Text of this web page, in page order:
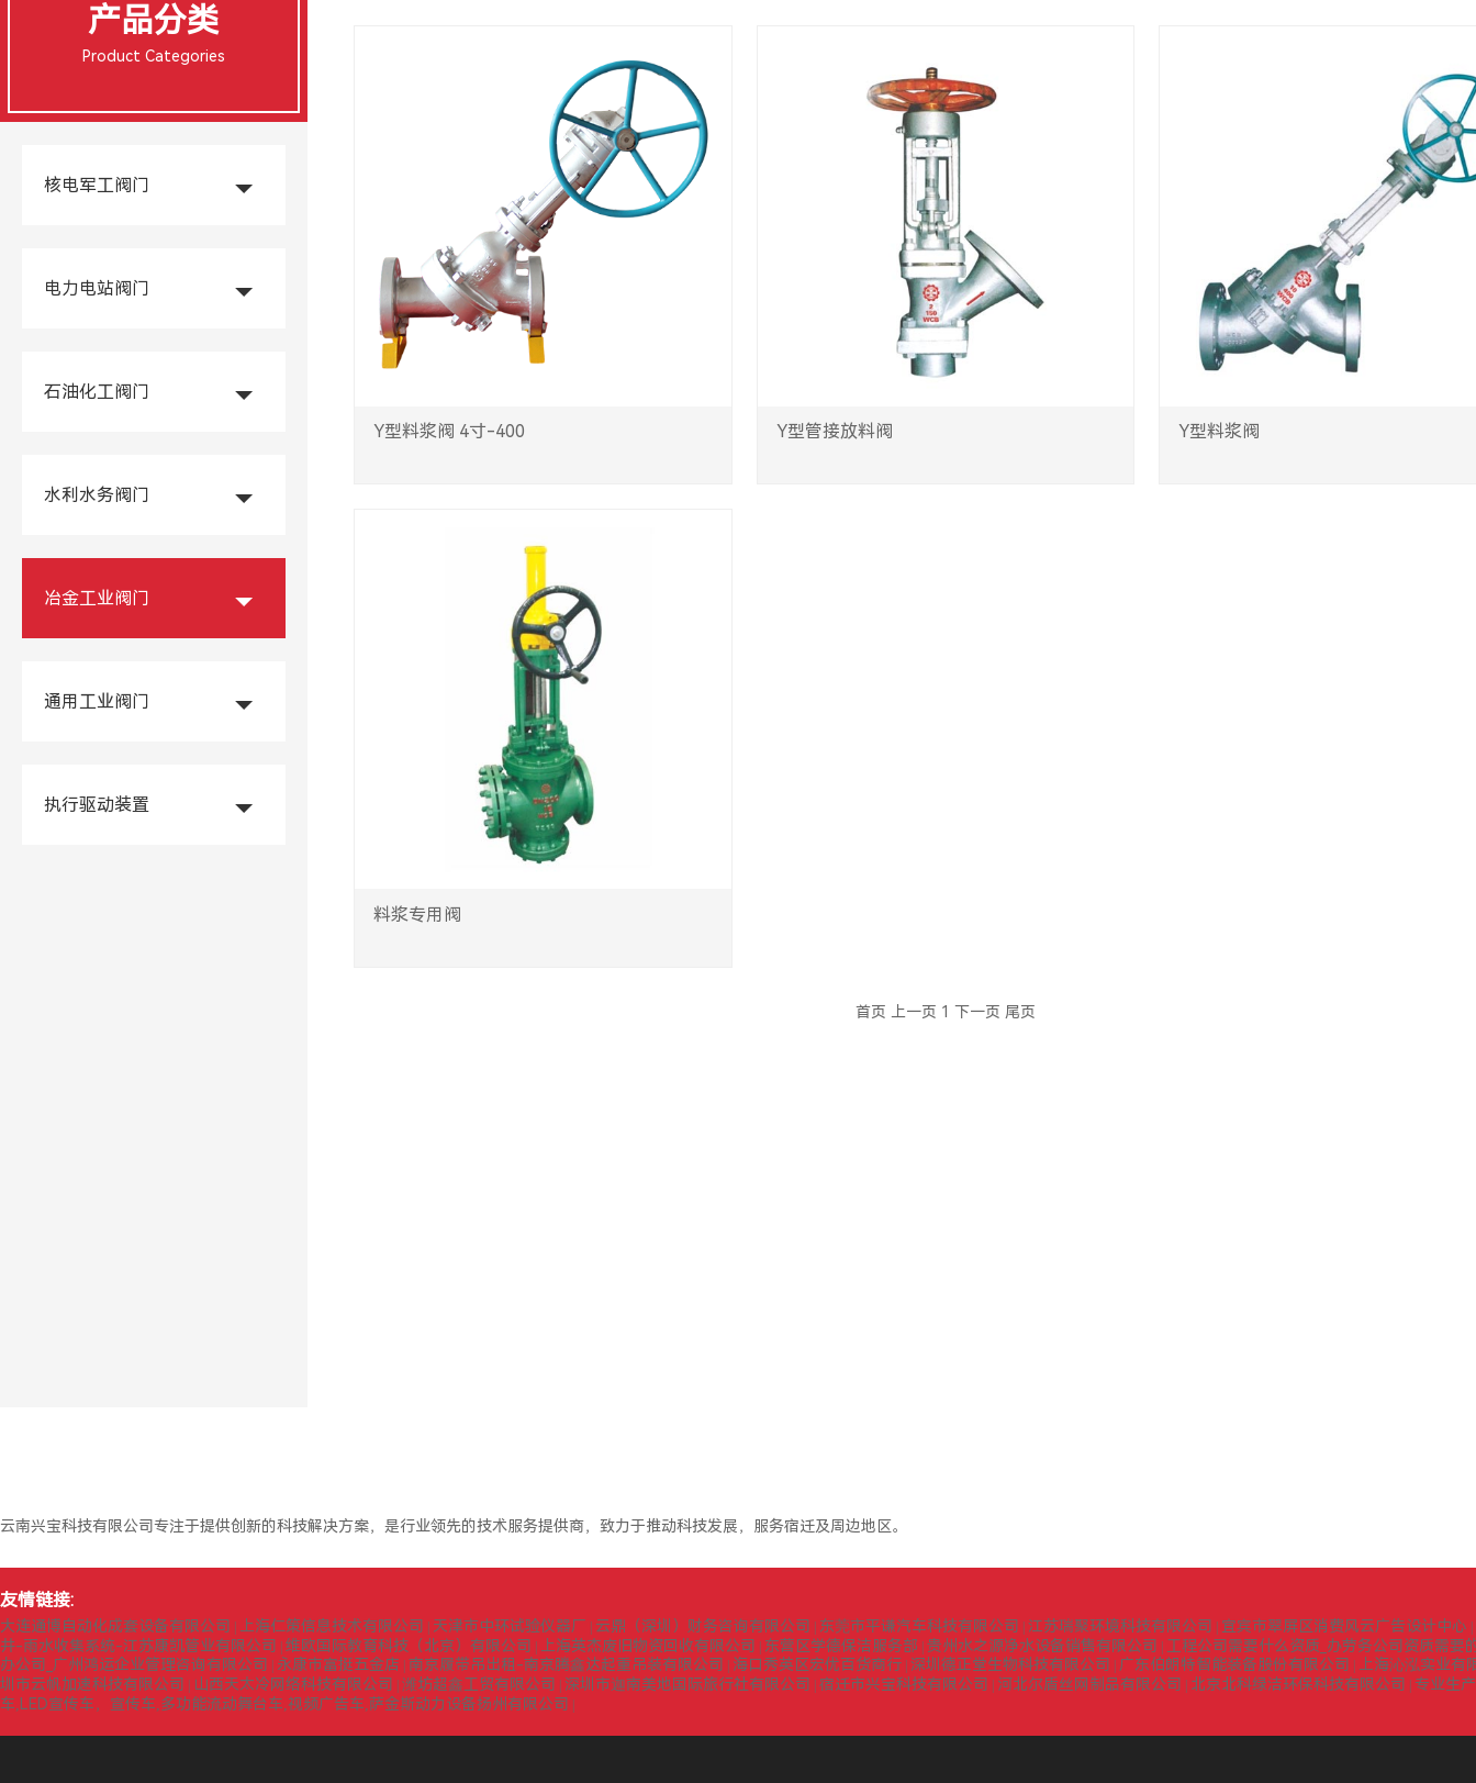
产品分类
Product Categories
核电军工阀门
电力电站阀门
石油化工阀门
水利水务阀门
冶金工业阀门
通用工业阀门
执行驱动装置
Y型料浆阀 4寸-400 Y型管接放料阀 Y型料浆阀
料浆专用阀
首页 上一页 1 下一页 尾页
云南兴宝科技有限公司专注于提供创新的科技解决方案，是行业领先的技术服务提供商，致力于推动科技发展，服务宿迁及周边地区。
友情链接:
大连通博自动化成套设备有限公司 上海仁策信息技术有限公司 天津市中环试验仪器厂 云鼎（深圳）财务咨询有限公司 东莞市平谦汽车科技有限公司 江苏瑞聚环境科技有限公司 宜宾市翠屏区消费风云广告设计中心
井-雨水收集系统-江苏康凯管业有限公司 维欧国际教育科技（北京）有限公司 上海英杰废旧物资回收有限公司 东营区学德保洁服务部 贵州水之源净水设备销售有限公司
工程公司需要什么资质_办劳务公司资质需要
办公司_广州鸿运企业管理咨询有限公司
永康市富挺五金店 南京履带吊出租-南京腾鑫达起重吊装有限公司 海口秀英区宏优百货商行 深圳德正堂生物科技有限公司 广东伯朗特智能装备股份有限公司
上海沁泓实业有
圳市云帆加速科技有限公司
山西天太冷网络科技有限公司 潍坊超鑫工贸有限公司 深圳市迦南美地国际旅行社有限公司 宿迁市兴宝科技有限公司 河北尔盾丝网制品有限公司 北京北科绿洁环保科技有限公司
专业生
车,LED宣传车，宣传车,多功能流动舞台车,视频广告车,萨金斯动力设备扬州有限公司